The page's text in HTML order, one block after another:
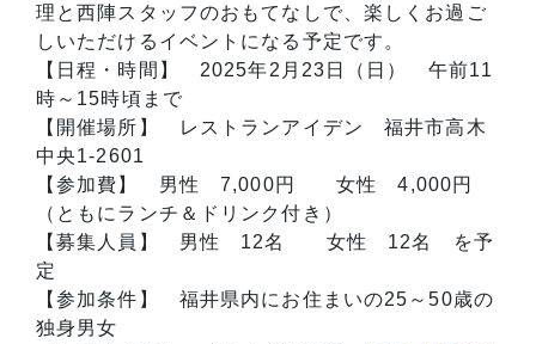
理と西陣スタッフのおもてなしで、楽しくお過ご
しいただけるイベントになる予定です。
【日程・時間】 2025年2月23日（日） 午前11
時～15時頃まで
【開催場所】 レストランアイデン 福井市高木
中央1-2601
【参加費】 男性 7,000円 女性 4,000円
（ともにランチ＆ドリンク付き）
【募集人員】 男性 12名 女性 12名 を予
定
【参加条件】 福井県内にお住まいの25～50歳の
独身男女